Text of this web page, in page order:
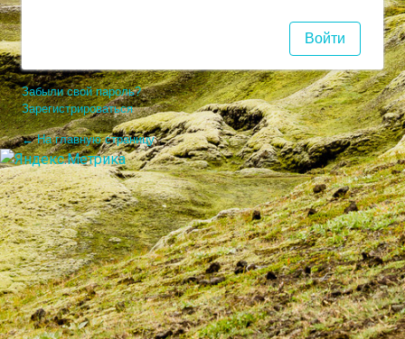
Забыли свой пароль?
Зарегистрироваться
← На главную страницу